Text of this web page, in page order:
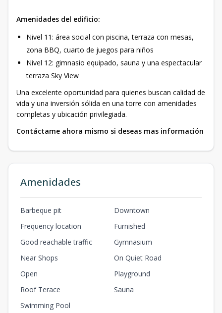
Amenidades del edificio:
Nivel 11: área social con piscina, terraza con mesas,
zona BBQ, cuarto de juegos para niños
Nivel 12: gimnasio equipado, sauna y una espectacular
terraza Sky View
Una excelente oportunidad para quienes buscan calidad de
vida y una inversión sólida en una torre con amenidades
completas y ubicación privilegiada.
Contáctame ahora mismo si deseas mas información
Amenidades
Barbeque pit
Downtown
Frequency location
Furnished
Good reachable traffic
Gymnasium
Near Shops
On Quiet Road
Open
Playground
Roof Terace
Sauna
Swimming Pool